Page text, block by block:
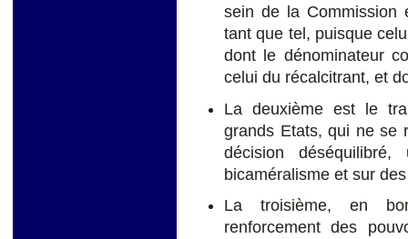
sein de la Commission
tant que tel, puisque
dont le dénominateur
celui du récalcitrant, et
La deuxième est le
grands Etats, qui ne se
décision
bicaméralisme et sur
La troisième, en
renforcement des